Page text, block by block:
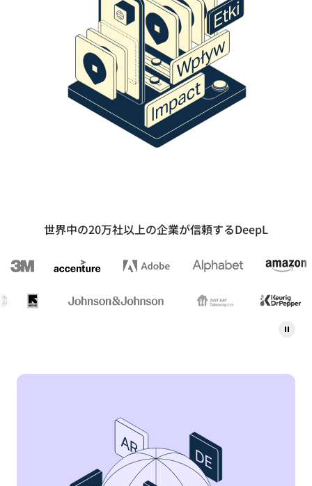
世界中の20万社以上の企業が信頼するDeepL